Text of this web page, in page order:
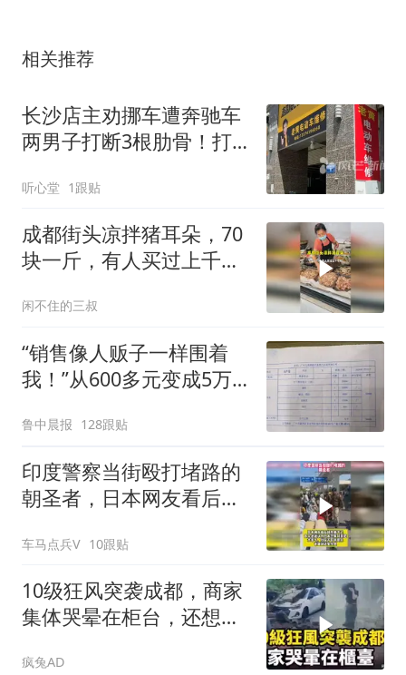
相关推荐
长沙店主劝挪车遭奔驰车
两男子打断3根肋骨！打
听心堂 1跟贴
成都街头凉拌猪耳朵，70
块一斤，有人买过上千块
闲不住的三叔
“销售像人贩子一样围着
我！”从600多元变成5万
后眼睛肿到流泪、视物模
糊
鲁中晨报 128跟贴
印度警察当街殴打堵路的
朝圣者，日本网友看后却
车马点兵V 10跟贴
10级狂风突袭成都，商家
集体哭晕在柜台，还想假
疯兔AD